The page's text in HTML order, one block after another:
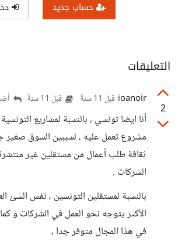
حساب جديد
التعليقات
2
ioanoir قبل 11 سنةً قبل 11 سنةً
أنا ايضا تونسي ، بالنسبة لمشاريع
مشروع تعمل عليه ، لسببين السوق صغير
ثقافة طلب أعمال من مستقلين غير
الشركات .
بالنسبة لمستقلين التونسين ، نفس الشئ
الأكثر يتوجه نحو العمل في الشركات و
في هذا المجال متوفر جدا ،